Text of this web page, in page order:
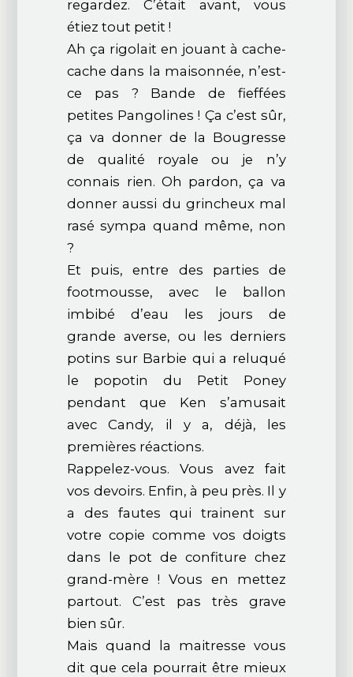
regardez. C’était avant, vous
étiez tout petit !
Ah ça rigolait en jouant à cache-
cache dans la maisonnée, n’est-
ce pas ? Bande de fieffées
petites Pangolines ! Ça c’est sûr,
ça va donner de la Bougresse
de qualité royale ou je n’y
connais rien. Oh pardon, ça va
donner aussi du grincheux mal
rasé sympa quand même, non
?
Et puis, entre des parties de
footmousse, avec le ballon
imbibé d’eau les jours de
grande averse, ou les derniers
potins sur Barbie qui a reluqué
le popotin du Petit Poney
pendant que Ken s’amusait
avec Candy, il y a, déjà, les
premières réactions.
Rappelez-vous. Vous avez fait
vos devoirs. Enfin, à peu près. Il y
a des fautes qui trainent sur
votre copie comme vos doigts
dans le pot de confiture chez
grand-mère ! Vous en mettez
partout. C’est pas très grave
bien sûr.
Mais quand la maitresse vous
dit que cela pourrait être mieux